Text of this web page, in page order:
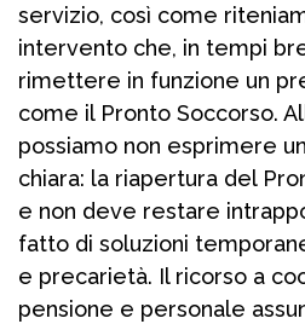
servizio, così come
intervento che, in tempi
rimettere in funzione un
come il Pronto Soccorso.
possiamo non esprimere
chiara: la riapertura del
e non deve restare
fatto di soluzioni
e precarietà. Il ricorso a
pensione e personale